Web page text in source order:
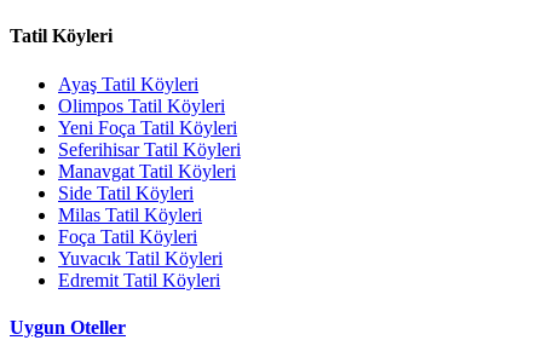
Tatil Köyleri
Ayaş Tatil Köyleri
Olimpos Tatil Köyleri
Yeni Foça Tatil Köyleri
Seferihisar Tatil Köyleri
Manavgat Tatil Köyleri
Side Tatil Köyleri
Milas Tatil Köyleri
Foça Tatil Köyleri
Yuvacık Tatil Köyleri
Edremit Tatil Köyleri
Uygun Oteller